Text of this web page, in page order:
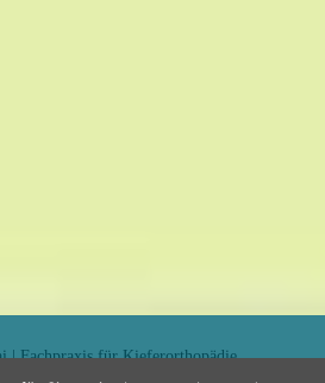
| Fachpraxis für Kieferorthopädie